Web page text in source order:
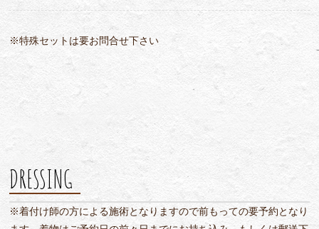
※特殊セットは要お問合せ下さい
DRESSING
※着付け師の方による施術となりますので前もっての要予約となり